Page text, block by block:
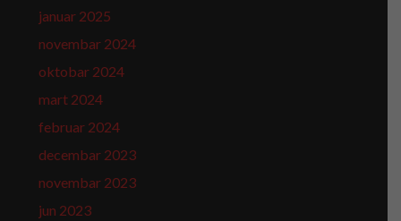
januar 2025
novembar 2024
oktobar 2024
mart 2024
februar 2024
decembar 2023
novembar 2023
jun 2023